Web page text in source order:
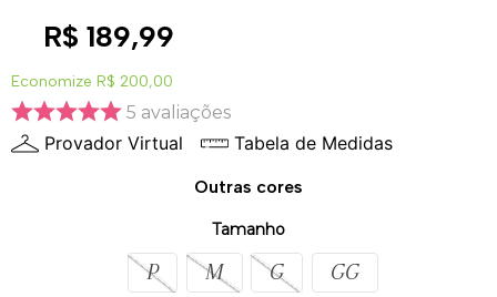
R$ 189,99
Economize R$ 200,00
5 avaliações
Provador Virtual Tabela de Medidas
Outras cores
Tamanho
P M G GG